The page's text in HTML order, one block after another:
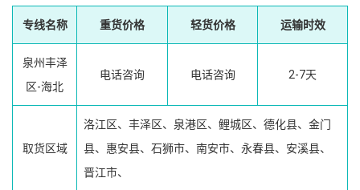
专线名称 重货价格 轻货价格 运输时效
泉州丰泽
区-海北
电话咨询 电话咨询 2-7天
取货区域
洛江区、丰泽区、泉港区、鲤城区、德化县、金门
县、惠安县、石狮市、南安市、永春县、安溪县、
晋江市、